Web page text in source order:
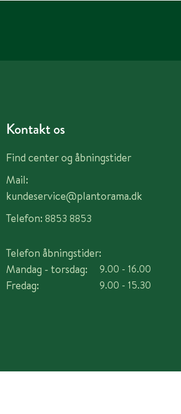
Kontakt os
Find center og åbningstider
Mail:
kundeservice@plantorama.dk
Telefon: 8853 8853
Telefon åbningstider:
Mandag - torsdag:
Fredag:
9.00 - 16.00
9.00 - 15.30